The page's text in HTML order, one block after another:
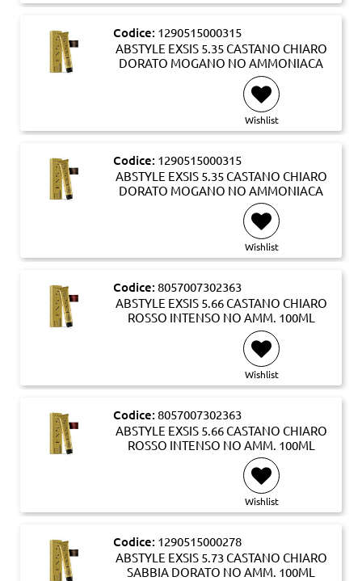
Codice: 1290515000315
ABSTYLE EXSIS 5.35 CASTANO CHIARO
DORATO MOGANO NO AMMONIACA
Wishlist
Codice: 1290515000315
ABSTYLE EXSIS 5.35 CASTANO CHIARO
DORATO MOGANO NO AMMONIACA
Wishlist
Codice: 8057007302363
ABSTYLE EXSIS 5.66 CASTANO CHIARO
ROSSO INTENSO NO AMM. 100ML
Wishlist
Codice: 8057007302363
ABSTYLE EXSIS 5.66 CASTANO CHIARO
ROSSO INTENSO NO AMM. 100ML
Wishlist
Codice: 1290515000278
ABSTYLE EXSIS 5.73 CASTANO CHIARO
SABBIA DORATO NO AMM. 100ML